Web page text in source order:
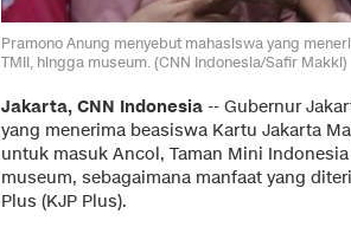
Pramono Anung menyebut mahasiswa yang
TMII, hingga museum. (CNN Indonesia/Safir Makki)
Jakarta, CNN Indonesia -- Gubernur
yang menerima beasiswa Kartu Jakarta
untuk masuk Ancol, Taman Mini
museum, sebagaimana manfaat yang
Plus (KJP Plus).